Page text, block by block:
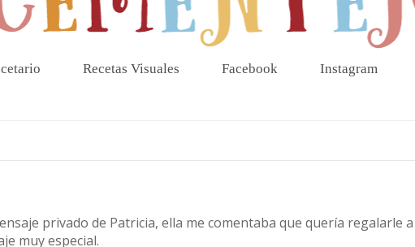
Recetas Visuales Facebook Instagram
privado de Patricia, ella me comentaba que quería regalarle a
muy especial.